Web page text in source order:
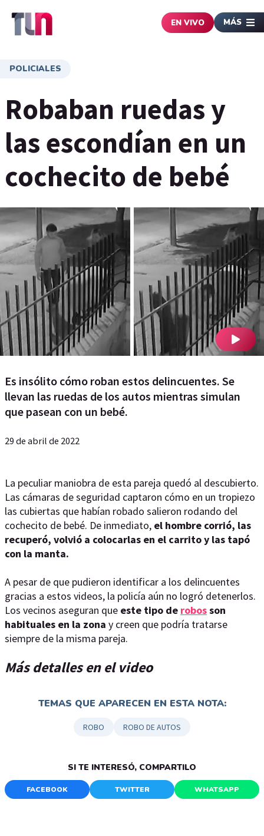
EN VIVO MÁS
POLICIALES
Robaban ruedas y
las escondían en un
cochecito de bebé
Es insólito cómo roban estos delincuentes. Se
llevan las ruedas de los autos mientras simulan
que pasean con un bebé.
29 de abril de 2022
La peculiar maniobra de esta pareja quedó al descubierto.
Las cámaras de seguridad captaron cómo en un tropiezo
las cubiertas que habían robado salieron rodando del
cochecito de bebé. De inmediato, el hombre corrió, las
recuperó, volvió a colocarlas en el carrito y las tapó
con la manta.
A pesar de que pudieron identificar a los delincuentes
gracias a estos videos, la policía aún no logró detenerlos.
Los vecinos aseguran que este tipo de robosson
habituales en la zona y creen que podría tratarse
siempre de la misma pareja.
Más detalles en el video
TEMAS QUE APARECEN EN ESTA NOTA:
ROBO ROBO DE AUTOS
SI TE INTERESÓ, COMPARTILO
FACEBOOK TWITTER WHATSAPP